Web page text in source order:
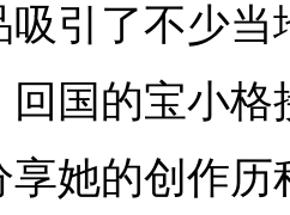
吸引了不少
回国的宝小
享她的创作